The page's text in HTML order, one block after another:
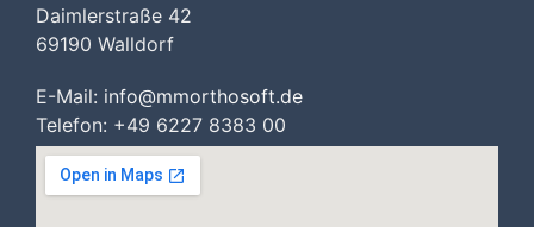
Daimlerstraße 42
69190 Walldorf
E-Mail: info@mmorthosoft.de
Telefon: +49 6227 8383 00